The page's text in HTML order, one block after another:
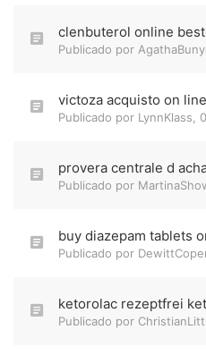
clenbuterol online
Publicado por
victoza acquisto on
Publicado por LynnKlass
provera centrale d
Publicado por
buy diazepam tablets
Publicado por
ketorolac rezeptfrei
Publicado por